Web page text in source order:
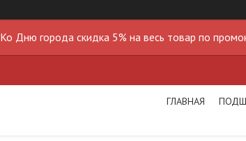
Ко Дню города скидка 5% на весь товар по
ГЛАВНАЯ